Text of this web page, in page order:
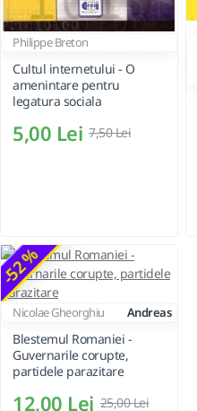
Philippe Breton
Cultul internetului - O
amenintare pentru
legatura sociala
5,00 Lei 7,50 Lei
-52 %
Nicolae Gheorghiu Andreas
Blestemul Romaniei -
Guvernarile corupte,
partidele parazitare
12,00 Lei 25,00 Lei